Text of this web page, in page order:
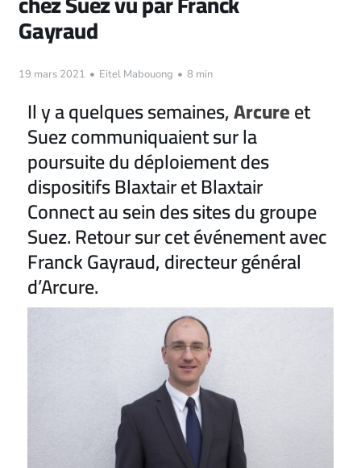
Gayraud
19 mars 2021 • Eitel Mabouong • 8 min
Il y a quelques semaines,Arcureet
Suez communiquaient sur la
poursuite du déploiement des
dispositifs Blaxtair et Blaxtair
Connect au sein des sites du groupe
Suez. Retour sur cet événement avec
Franck Gayraud, directeur général
d’Arcure.